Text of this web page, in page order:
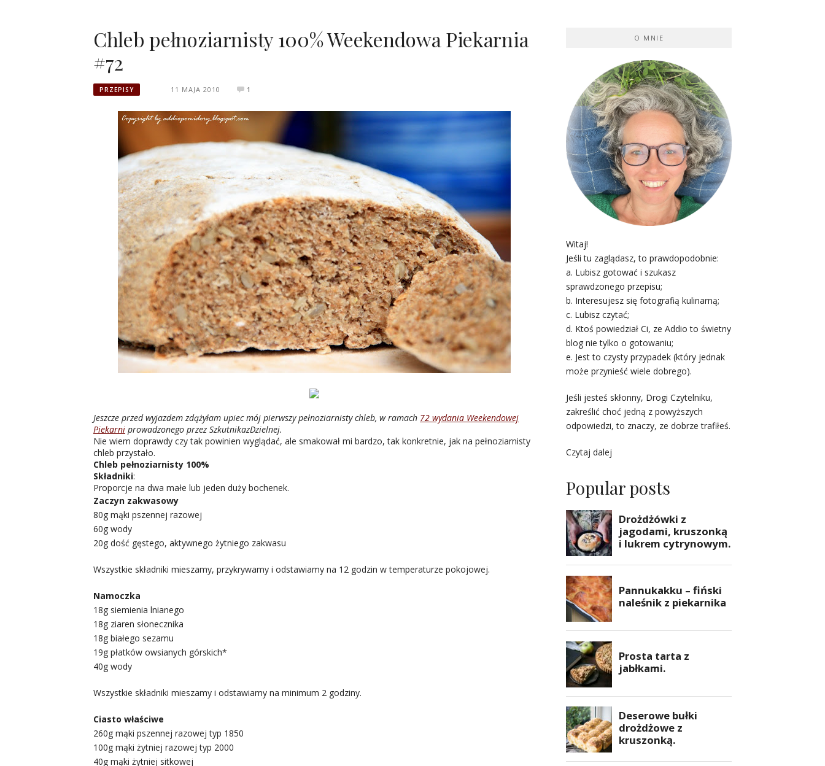
Chleb pełnoziarnisty 100% Weekendowa Piekarnia
#72
PRZEPISY 11 MAJA 2010 1
Jeszcze przed wyjazdem zdążyłam upiec mój pierwszy pełnoziarnisty chleb, w ramach 72 wydania Weekendowej
Piekarni prowadzonego przez SzkutnikazDzielnej.
Nie wiem doprawdy czy tak powinien wyglądać, ale smakował mi bardzo, tak konkretnie, jak na pełnoziarnisty
chleb przystało.
Chleb pełnoziarnisty 100%
Składniki:
Proporcje na dwa małe lub jeden duży bochenek.
Zaczyn zakwasowy
80g mąki pszennej razowej
60g wody
20g dość gęstego, aktywnego żytniego zakwasu
Wszystkie składniki mieszamy, przykrywamy i odstawiamy na 12 godzin w temperaturze pokojowej.
Namoczka
18g siemienia lnianego
18g ziaren słonecznika
18g białego sezamu
19g płatków owsianych górskich*
40g wody
Wszystkie składniki mieszamy i odstawiamy na minimum 2 godziny.
Ciasto właściwe
260g mąki pszennej razowej typ 1850
100g mąki żytniej razowej typ 2000
40g mąki żytniej sitkowej
O MNIE
Witaj!
Jeśli tu zaglądasz, to prawdopodobnie:
a. Lubisz gotować i szukasz
sprawdzonego przepisu;
b. Interesujesz się fotografią kulinarną;
c. Lubisz czytać;
d. Ktoś powiedział Ci, ze Addio to świetny
blog nie tylko o gotowaniu;
e. Jest to czysty przypadek (który jednak
może przynieść wiele dobrego).
Jeśli jesteś skłonny, Drogi Czytelniku,
zakreślić choć jedną z powyższych
odpowiedzi, to znaczy, ze dobrze trafiłeś.
Czytaj dalej
Popular posts